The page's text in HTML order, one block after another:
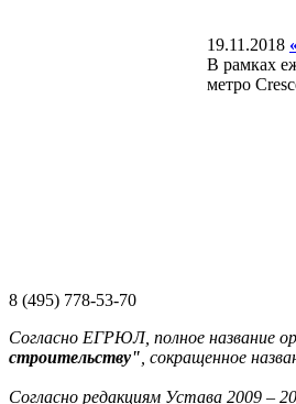
19.11.2018
В рамках
метро
8 (495) 778-53-70
Согласно ЕГРЮЛ, полное название
строительству" , сокращенное
Согласно редакциям Устава 2009 –